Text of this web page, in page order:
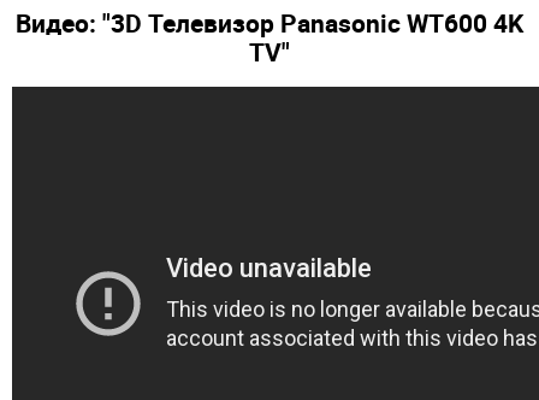
Видео: "3D Телевизор Panasonic WT600 4K
TV"